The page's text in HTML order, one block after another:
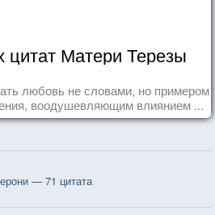
цитат Матери Терезы
любовь не словами, но примером
воодушевляющим влиянием ...
— 71 цитата